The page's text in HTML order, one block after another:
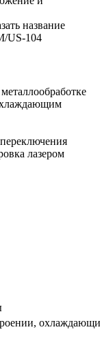
название
US-104
лазером